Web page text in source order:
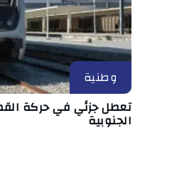
وطنية
تعطل جزئي في حركة
الجنوبية